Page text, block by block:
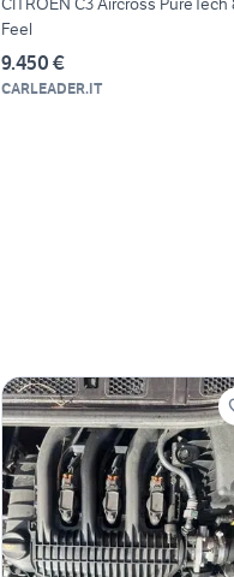
Feel
9.450 €
CARLEADER.IT